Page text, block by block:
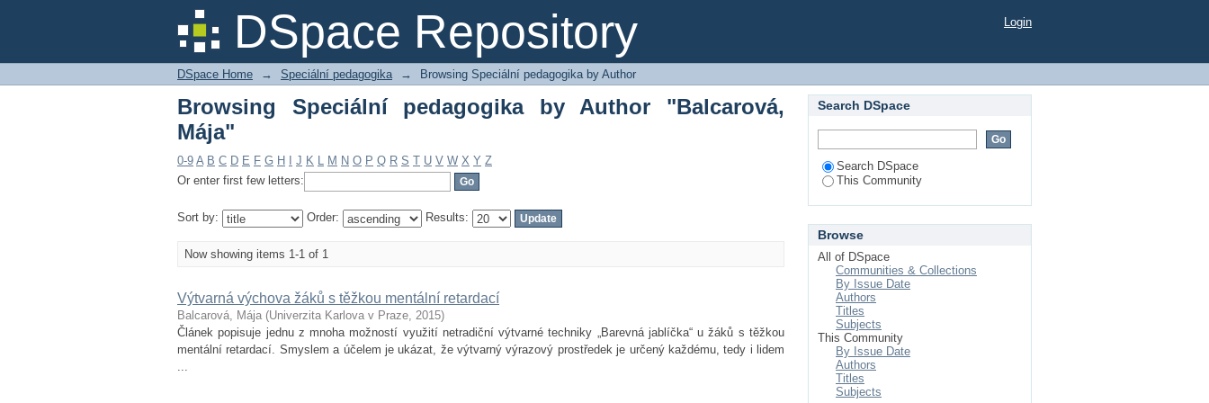
DSpace Repository
Browsing Speciální pedagogika by Author "Balcarová, Mája" Login
DSpace Home → Speciální pedagogika → Browsing Speciální pedagogika by Author
Browsing Speciální pedagogika by Author "Balcarová,
Mája"
0-9 A B C D E F G H J K L M N O P Q R S T U V W X Y Z
Or enter first few letters:
Sort by: Order: Results:
Now showing items 1-1 of 1
Výtvarná výchova žáků s těžkou mentální retardací
Balcarová, Mája (Univerzita Karlova v Praze, 2015)
Článek popisuje jednu z mnoha možností využití netradiční výtvarné techniky „Barevná jablíčka“ u žáků s těžkou
mentální retardací. Smyslem a účelem je ukázat, že výtvarný výrazový prostředek je určený každému, tedy i lidem
...
Search DSpace
Search DSpace
This Community
Browse
All of DSpace
Communities & Collections
By Issue Date
Authors
Titles
Subjects
This Community
By Issue Date
Authors
Titles
Subjects